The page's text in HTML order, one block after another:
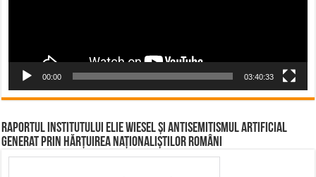
00:00 03:40:33
Raportul Institutului Elie Wiesel și Antisemitismul Artificial
Generat prin Hărțuirea Naționaliștilor Români